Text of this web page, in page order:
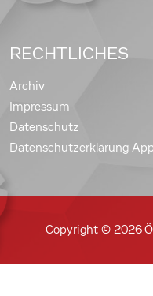
RECHTLICHES
Archiv
Impressum
Datenschutz
Datenschutzerklärung App
Copyright © 2026